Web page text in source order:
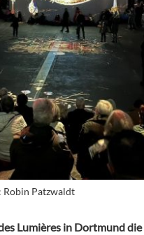
Robin Patzwaldt
Lumières in Dortmund